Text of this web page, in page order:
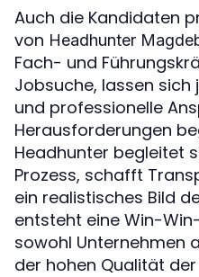
Auch die Kandidaten
von Headhunter
Fach- und
Jobsuche, lassen
und professionelle
Herausforderungen
Headhunter begleitet
Prozess, schafft
ein realistisches Bild
entsteht eine Win-
sowohl Unternehmen
der hohen Qualität